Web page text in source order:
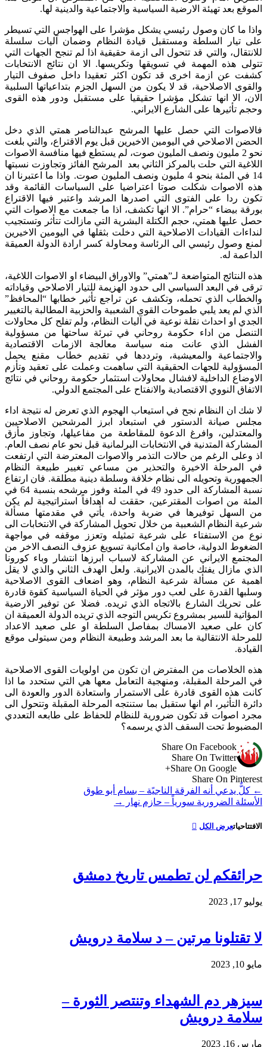
الموقع بعد تهيئة الارضية السياسية والاجتماعية والدينية لها.
واذا ما كان وصول رئيسي يشكل مؤشرا على الهواجس التي تسيطر
على تيار السلطة ومستقبل قيادة النظام وضمان آليات سلسلة
للانتقال، والتي قد تتحول الى ازمة حقيقية اذا لم تنجح الجهات التي
تتولى هذه المهمة في تسويقها وتكريسها. الا ان نتائج الانتخابات
كشفت عن ازمة اخرى قد تكون اكثر تعقيدا داخل صفوف التيار
والقوى الاصلاحية، قد لا يكون من السهل الجزم بتداعياتها السلبية
الان، الا انها تشكل مؤشرا حقيقيا على مستقبل ودور هذه القوى
وحجم تأثيرها على الشارع الايراني.
فالاصوات التي حصل عليها المرشح عبدالناصر همتي الذي دخل
الحضن الاصلاحي في اليومين الاخيرين قبل يوم الاقتراع، والتي بلغت
نحو 2 مليون ونصف المليون صوت، لم يستطع فيها منافسة الاصوات
اللاغية التي حلت بالمركز الثاني بعد المرشح الفائز وتجاوزت نسبتها
14 في المئة بنحو 4 مليون ونصف المليون صوت. واذا ما اعتبرنا ان
هذه الاصوات شكلت صوتا اعتراضيا على السياسات القائمة وقد
تكون ردا على الفتوى التي اصدرها المرشد واعتبر فيها الاقتراع
بورقة بيضاء “حرام”. الا انها تكشف، اذا ما جمعت مع الاصوات التي
حصل عليها همتي، حجم الكتلة البشرية التي مازالت تتأثر وتستجيب
لنداءات القيادات الاصلاحية التي دخلت بثقلها في اليومين الاخيرين
لمنع وصول رئيسي الى الرئاسة ومحاولة كسر ارادة الدولة العميقة
الداعمة له.
هذه النتائج المتواضعة لـ”همتي” والاوراق البيضاء او الاصوات اللاغية،
ترقى في البعد السياسي الى حدود الهزيمة للتيار الاصلاحي وقياداته
والخطاب الذي تحمله، وتكشف عن تراجع تأثير خطابها “المحافظ”
الذي لم يعد يلبي طموحات القوى الشعبية والحزبية المطالبة بالتغيير
الجدي او احداث نقلة نوعية في آليات النظام، ولم تفلح كل محاولات
التنصل من اداء حكومة روحاني في تبرئة ساحتها من مسؤولية
الفشل الذي عانت منه سياسة معالجة الازمات الاقتصادية
والاجتماعية والمعيشية، وترددها في تقديم خطاب مقنع يحمل
المسؤولية للجهات الحقيقية التي ساهمت وعملت على تعقيد وتأزم
الاوضاع الداخلية لافشال محاولات استثمار حكومة روحاني في نتائج
الاتفاق النووي الاقتصادية والانفتاح على المجتمع الدولي.
لا شك ان النظام نجح في استيعاب الهجوم الذي تعرض له نتيجة اداء
مجلس صيانة الدستور في استبعاد ابرز المرشحين الاصلاحيين
والمعتدلين، وافرغ الدعوة للمقاطعة من مفاعيلها، وتجاوز مأزق
المشاركة المتدنية في الانتخابات البرلمانية قبل نحو عام نصف العام.
اذ وعلى الرغم من حالات التذمر والاصوات المعترضة التي ارتفعت
في المرحلة الاخيرة والتحذير من مساعي تغيير طبيعة النظام
الجمهورية وتحويله الى نظام خلافة وسلطة دينية مطلقة. فان ارتفاع
نسبة المشاركة الى حدود 49 في المئة وفوز مرشحه بنسبة 64 في
المئة من اصوات المقترعين، حققت له اهدافاً استراتيجية لم يكن
من السهل توفيرها في ضربة واحدة، يأتي في مقدمتها مسألة
شرعية النظام الشعبية من خلال تحويل المشاركة في الانتخابات الى
نوع من الاستفتاء على شرعية تمثيله وتعزز موقفه في مواجهة
الضغوط الدولية، خاصة وان امكانية تسويغ عزوف النصف الاخر من
المجتمع الايراني عن المشاركة لاسباب ابرزها انتشار وباء كورونا
الذي مازال يفتك بالمدن الايرانية. ولعل الهدف الثاني والذي لا يقل
اهمية عن مسألة شرعية النظام، وهو اضعاف القوى الاصلاحية
وسلبها القدرة على لعب دور مؤثر في الحياة السياسية كقوة قادرة
على تحريك الشارع بالاتجاه الذي تريده. فضلا عن توفير الارضية
المؤاتية للسير بمشروع تكريس التوجه الذي تريده الدولة العميقة ان
كان على صعيد الامساك بمفاصل السلطة او على صعيد الاعداد
للمرحلة الانتقالية ما بعد المرشد وطبيعة النظام ومن سيتولى موقع
القيادة.
هذه الخلاصات من المفترض ان تكون من اولويات القوى الاصلاحية
في المرحلة المقبلة، ومنهجية التعامل معها هي التي ستحدد ما اذا
كانت هذه القوى قادرة على الاستمرار واستعادة الدور والعودة الى
دائرة التأثير، ام انها ستقبل بما ستنتجه المرحلة المقبلة وتتحول الى
مجرد اصوات قد تكون ضرورية للنظام للحفاظ على طابعه التعددي
المضبوط تحت السقف الذي يرسمه؟
Share On Facebook
Share On Twitter
Share On Google+
Share On Pinterest
← كلٌّ يدعي أنه الفرقة الناجيًة – بسام أبو طوق
الأسئلة الضرورية سورياً – حازم نهار
→
الافتتاحياتعرض الكل
حرائقكم لن تطمس تاريخ دمشق
يوليو 17, 2023
لا تقتلونا مرتين – د سلامة درويش
مايو 10, 2023
سيزهر دم الشهداء وتنتصر الثورة –
سلامة درويش
مارس 16, 2023